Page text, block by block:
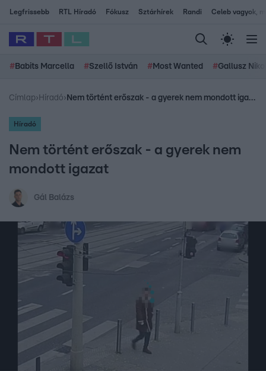
Legfrissebb RTL Híradó Fókusz Sztárhírek Randi Celeb vagyok,
# Babits Marcella #Szellő István # Most Wanted #Gallusz
Címlap› Híradó› Nem történt erőszak - a gyerek nem mondott igazat
Híradó
Nem történt erőszak - a gyerek nem
mondott igazat
Gál Balázs